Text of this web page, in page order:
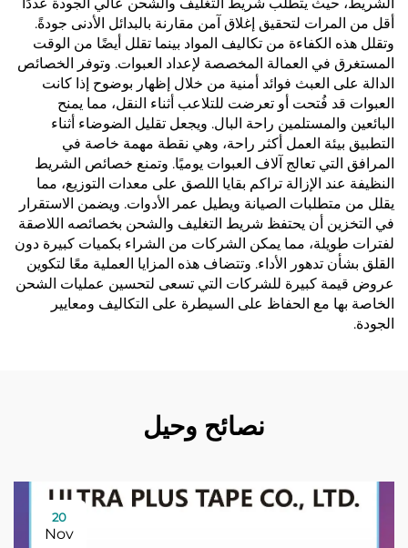
أقل من المرات لتحقيق إغلاق آمن مقارنة بالبدائل الأدنى جودةً.
وتقلل هذه الكفاءة من تكاليف المواد بينما تقلل أيضًا من الوقت
المستغرق في العمالة المخصصة لإعداد العبوات. وتوفر الخصائص
الدالة على العبث فوائد أمنية من خلال إظهار بوضوح إذا كانت
العبوات قد فُتحت أو تعرضت للتلاعب أثناء النقل، مما يمنح
البائعين والمستلمين راحة البال. ويجعل تقليل الضوضاء أثناء
التطبيق بيئة العمل أكثر راحة، وهي نقطة مهمة خاصة في
المرافق التي تعالج آلاف العبوات يوميًا. وتمنع خصائص الشريط
النظيفة عند الإزالة تراكم بقايا اللصق على معدات التوزيع، مما
يقلل من متطلبات الصيانة ويطيل عمر الأدوات. ويضمن الاستقرار
في التخزين أن يحتفظ شريط التغليف والشحن بخصائصه اللاصقة
لفترات طويلة، مما يمكن الشركات من الشراء بكميات كبيرة دون
القلق بشأن تدهور الأداء. وتتضاف هذه المزايا العملية معًا لتكوين
عروض قيمة كبيرة للشركات التي تسعى لتحسين عمليات الشحن
الخاصة بها مع الحفاظ على السيطرة على التكاليف ومعايير
الجودة.
نصائح وحيل
20
Nov